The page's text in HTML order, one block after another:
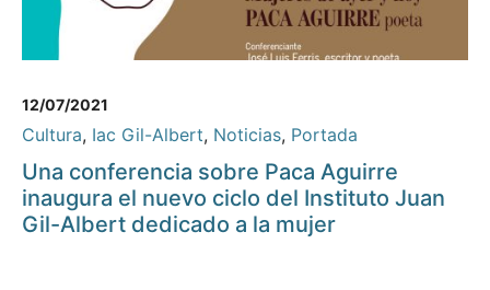
12/07/2021
Cultura, Iac Gil-Albert, Noticias, Portada
Una conferencia sobre Paca Aguirre
inaugura el nuevo ciclo del Instituto Juan
Gil-Albert dedicado a la mujer